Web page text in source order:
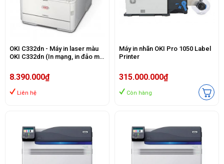
OKI C332dn - Máy in laser màu
OKI C332dn (In mạng, in đảo mặt
8.390.000₫
Liên hệ
Máy in nhãn OKI Pro 1050 Label
Printer
315.000.000₫
Còn hàng